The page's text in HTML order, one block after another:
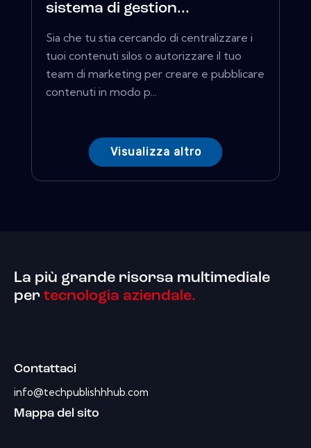
sistema di gestion...
Sia che tu stia cercando di centralizzare i
tuoi contenuti silos o autorizzare il tuo
team di marketing per creare e pubblicare
contenuti in modo p...
Visualizza altro
La più grande risorsa multimediale
per tecnologia aziendale.
Contattaci
info@techpublishhhub.com
Mappa del sito